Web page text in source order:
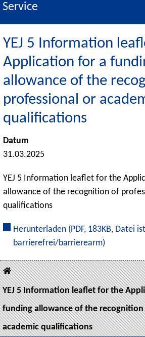
Service
YEJ 5 Information
Application for a
allowance of the
professional or
qualifications
Datum
31.03.2025
YEJ 5 Information leaflet for the
allowance of the recognition of
qualifications
Herunterladen (PDF, 183KB, Datei ist
barrierefrei/barrierearm)
YEJ 5 Information leaflet for the
funding allowance of the
academic qualifications